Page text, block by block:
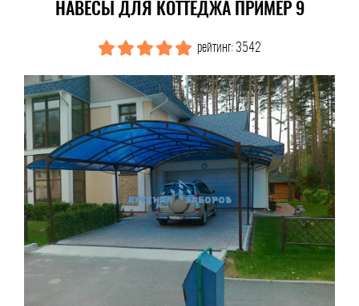
НАВЕСЫ ДЛЯ КОТТЕДЖА ПРИМЕР 9
рейтинг: 3542